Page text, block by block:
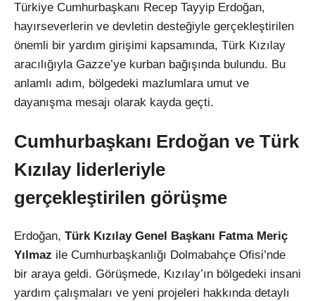
Youtube
Türkiye Cumhurbaşkanı Recep Tayyip Erdoğan,
hayırseverlerin ve devletin desteğiyle gerçekleştirilen
önemli bir yardım girişimi kapsamında, Türk Kızılay
aracılığıyla Gazze’ye kurban bağışında bulundu. Bu
anlamlı adım, bölgedeki mazlumlara umut ve
dayanışma mesajı olarak kayda geçti.
Cumhurbaşkanı Erdoğan ve Türk
Kızılay liderleriyle
gerçekleştirilen görüşme
Erdoğan, Türk Kızılay Genel Başkanı Fatma Meriç
Yılmaz ile Cumhurbaşkanlığı Dolmabahçe Ofisi’nde
bir araya geldi. Görüşmede, Kızılay’ın bölgedeki insani
yardım çalışmaları ve yeni projeleri hakkında detaylı